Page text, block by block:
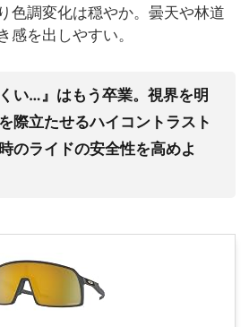
色調変化は穏やか。曇天や林道
感を出しやすい。
い…』はもう卒業。視界を明
際立たせるハイコントラスト
のライドの安全性を高めよ